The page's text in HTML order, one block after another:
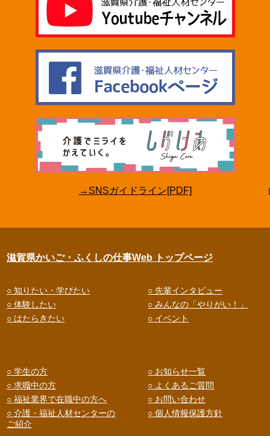
→SNSガイドライン[PDF]
滋賀県かいご・ふくしの仕事Web トップページ
○ 知りたい・学びたい
○ 体験したい
○ はたらきたい
○ 先輩インタビュー
○ みんなの「やりがい！」
○ イベント
○ 学生の方
○ 求職中の方
○ 福祉業界で在職中の方へ
○ 介護・福祉人材センターの
ご紹介
○ お知らせ一覧
○ よくあるご質問
○ お問い合わせ
○ 個人情報保護方針